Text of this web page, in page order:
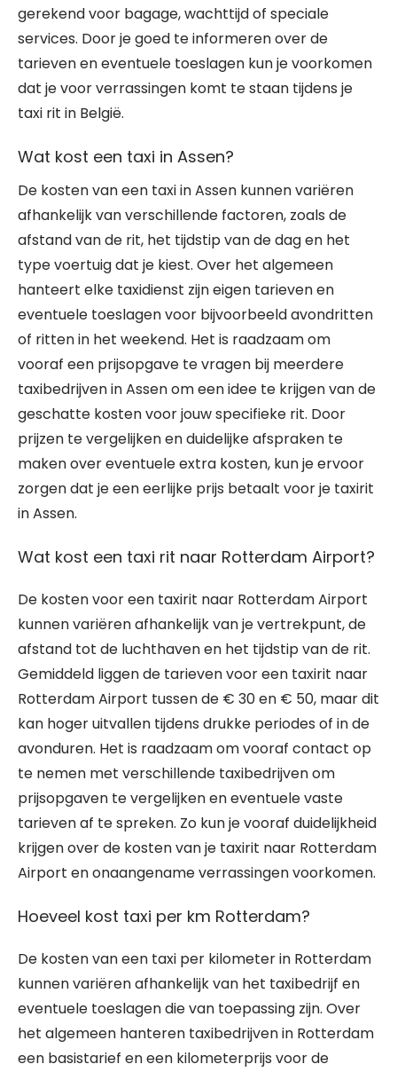
gerekend voor bagage, wachttijd of speciale
services. Door je goed te informeren over de
tarieven en eventuele toeslagen kun je voorkomen
dat je voor verrassingen komt te staan tijdens je
taxi rit in België.
Wat kost een taxi in Assen?
De kosten van een taxi in Assen kunnen variëren
afhankelijk van verschillende factoren, zoals de
afstand van de rit, het tijdstip van de dag en het
type voertuig dat je kiest. Over het algemeen
hanteert elke taxidienst zijn eigen tarieven en
eventuele toeslagen voor bijvoorbeeld avondritten
of ritten in het weekend. Het is raadzaam om
vooraf een prijsopgave te vragen bij meerdere
taxibedrijven in Assen om een idee te krijgen van de
geschatte kosten voor jouw specifieke rit. Door
prijzen te vergelijken en duidelijke afspraken te
maken over eventuele extra kosten, kun je ervoor
zorgen dat je een eerlijke prijs betaalt voor je taxirit
in Assen.
Wat kost een taxi rit naar Rotterdam Airport?
De kosten voor een taxirit naar Rotterdam Airport
kunnen variëren afhankelijk van je vertrekpunt, de
afstand tot de luchthaven en het tijdstip van de rit.
Gemiddeld liggen de tarieven voor een taxirit naar
Rotterdam Airport tussen de € 30 en € 50, maar dit
kan hoger uitvallen tijdens drukke periodes of in de
avonduren. Het is raadzaam om vooraf contact op
te nemen met verschillende taxibedrijven om
prijsopgaven te vergelijken en eventuele vaste
tarieven af te spreken. Zo kun je vooraf duidelijkheid
krijgen over de kosten van je taxirit naar Rotterdam
Airport en onaangename verrassingen voorkomen.
Hoeveel kost taxi per km Rotterdam?
De kosten van een taxi per kilometer in Rotterdam
kunnen variëren afhankelijk van het taxibedrijf en
eventuele toeslagen die van toepassing zijn. Over
het algemeen hanteren taxibedrijven in Rotterdam
een basistarief en een kilometerprijs voor de